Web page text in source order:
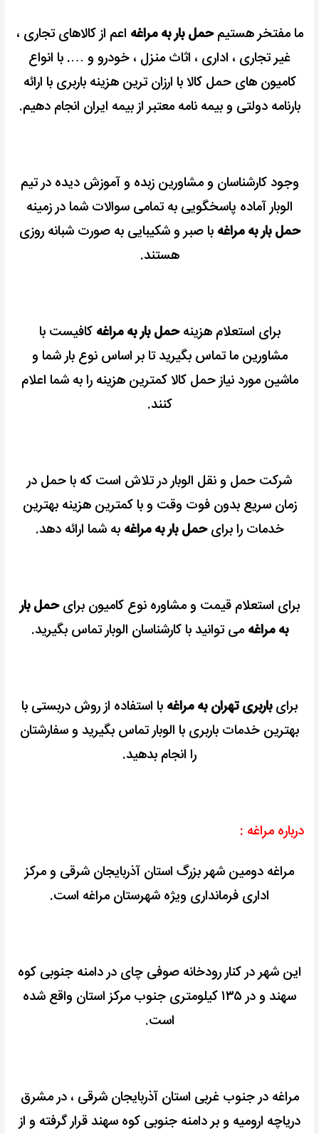
ما مفتخر هستیمحمل بار به مراغه اعم از کالاهای تجاری ،
غیر تجاری ، اداری ، اثاث منزل ، خودرو و …. با انواع
کامیون های حمل کالا با ارزان ترین هزینه باربری با ارائه
بارنامه دولتی و بیمه نامه معتبر از بیمه ایران انجام دهیم.
وجود کارشناسان و مشاورین زبده و آموزش دیده در تیم
الوبار آماده پاسخگویی به تمامی سوالات شما در زمینه
حمل بار به مراغه با صبر و شکیبایی به صورت شبانه روزی
هستند.
برای استعلام هزینهحمل بار به مراغه کافیست با
مشاورین ما تماس بگیرید تا بر اساس نوع بار شما و
ماشین مورد نیاز حمل کالا کمترین هزینه را به شما اعلام
کنند.
شرکت حمل و نقل الوبار در تلاش است که با حمل در
زمان سریع بدون فوت وقت و با کمترین هزینه بهترین
خدمات را برایحمل بار به مراغه به شما ارائه دهد.
برای استعلام قیمت و مشاوره نوع کامیون برایحمل بار
به مراغه می توانید با کارشناسان الوبار تماس بگیرید.
برایباربری تهران به مراغه با استفاده از روش دربستی با
بهترین خدمات باربری با الوبار تماس بگیرید و سفارشتان
را انجام بدهید.
درباره مراغه :
مراغه دومین شهر بزرگ استان آذربایجان شرقی و مرکز
اداری فرمانداری ویژه شهرستان مراغه است.
این شهر در کنار رودخانه صوفی چای در دامنه جنوبی کوه
سهند و در ۱۳۵ کیلومتری جنوب مرکز استان واقع شده
‌است.
مراغه در جنوب غربی استان آذربایجان شرقی ، در مشرق
دریاچه ارومیه و بر دامنه جنوبی کوه سهند قرار گرفته و از